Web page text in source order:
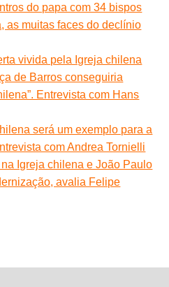
do papa com 34 bispos
as muitas faces do declínio
vivida pela Igreja chilena
de Barros conseguiria
Entrevista com Hans
será um exemplo para a
com Andrea Tornielli
na Igreja chilena e João Paulo
avalia Felipe